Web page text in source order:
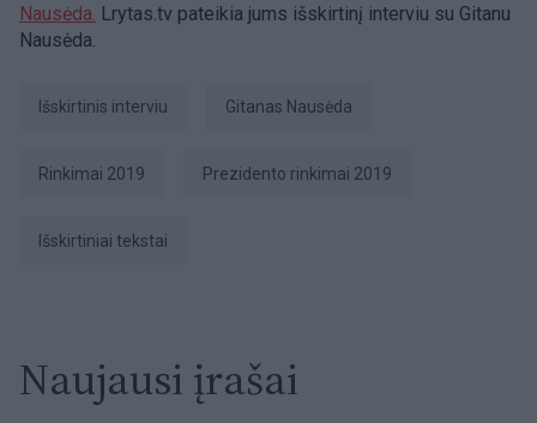
Nausėda. Lrytas.tv pateikia jums išskirtinį interviu su Gitanu
Nausėda.
išskirtinis interviu Gitanas Nausėda
Rinkimai 2019 Prezidento rinkimai 2019
Išskirtiniai tekstai
Naujausi įrašai